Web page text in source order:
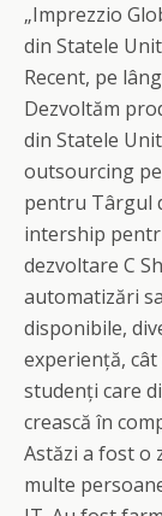
„Imprezzio
din Statele
Recent, pe
Dezvoltăm
din Statele
outsourcing
pentru Târgul
intership
dezvoltare C
automatizări
disponibile,
experiență,
studenți care
crească în
Astăzi a fost o
multe